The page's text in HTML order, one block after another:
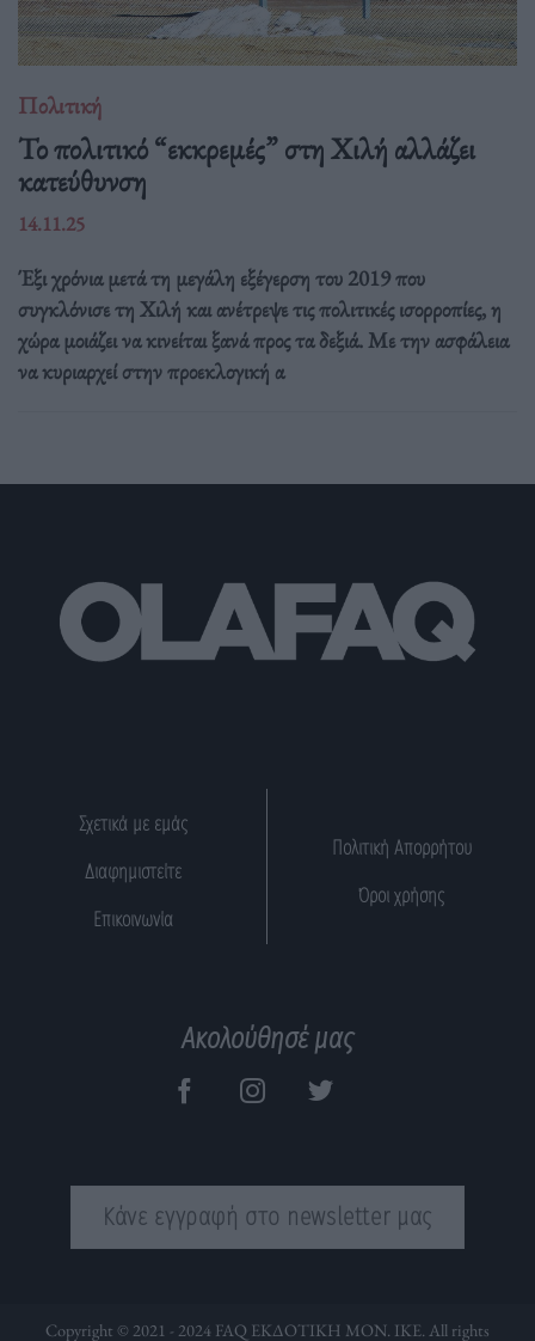
Πολιτική
Το πολιτικό “εκκρεμές” στη Χιλή αλλάζει
κατεύθυνση
14.11.25
Έξι χρόνια μετά τη μεγάλη εξέγερση του 2019 που
συγκλόνισε τη Χιλή και ανέτρεψε τις πολιτικές ισορροπίες, η
χώρα μοιάζει να κινείται ξανά προς τα δεξιά. Με την ασφάλεια
να κυριαρχεί στην προεκλογική α
Σχετικά με εμάς
Διαφημιστείτε
Επικοινωνία
Πολιτική Απορρήτου
Όροι χρήσης
Ακολούθησέ μας
Κάνε εγγραφή στο newsletter μας
Copyright © 2021 - 2024 FAQ ΕΚΔΟΤΙΚΗ ΜΟΝ. ΙΚΕ. All rights